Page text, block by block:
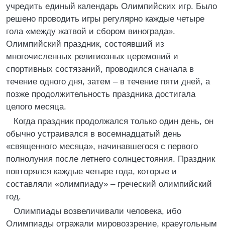
учредить единый календарь Олимпийских игр. Было
решено проводить игры регулярно каждые четыре
гола «между жатвой и сбором винограда».
Олимпийский праздник, состоявший из
многочисленных религиозных церемоний и
спортивных состязаний, проводился сначала в
течение одного дня, затем – в течение пяти дней, а
позже продолжительность праздника достигала
целого месяца.
Когда праздник продолжался только один день, он
обычно устраивался в восемнадцатый день
«священного месяца», начинавшегося с первого
полнолуния после летнего солнцестояния. Праздник
повторялся каждые четыре года, которые и
составляли «олимпиаду» – греческий олимпийский
год.
Олимпиады возвеличивали человека, ибо
Олимпиады отражали мировоззрение, краеугольным